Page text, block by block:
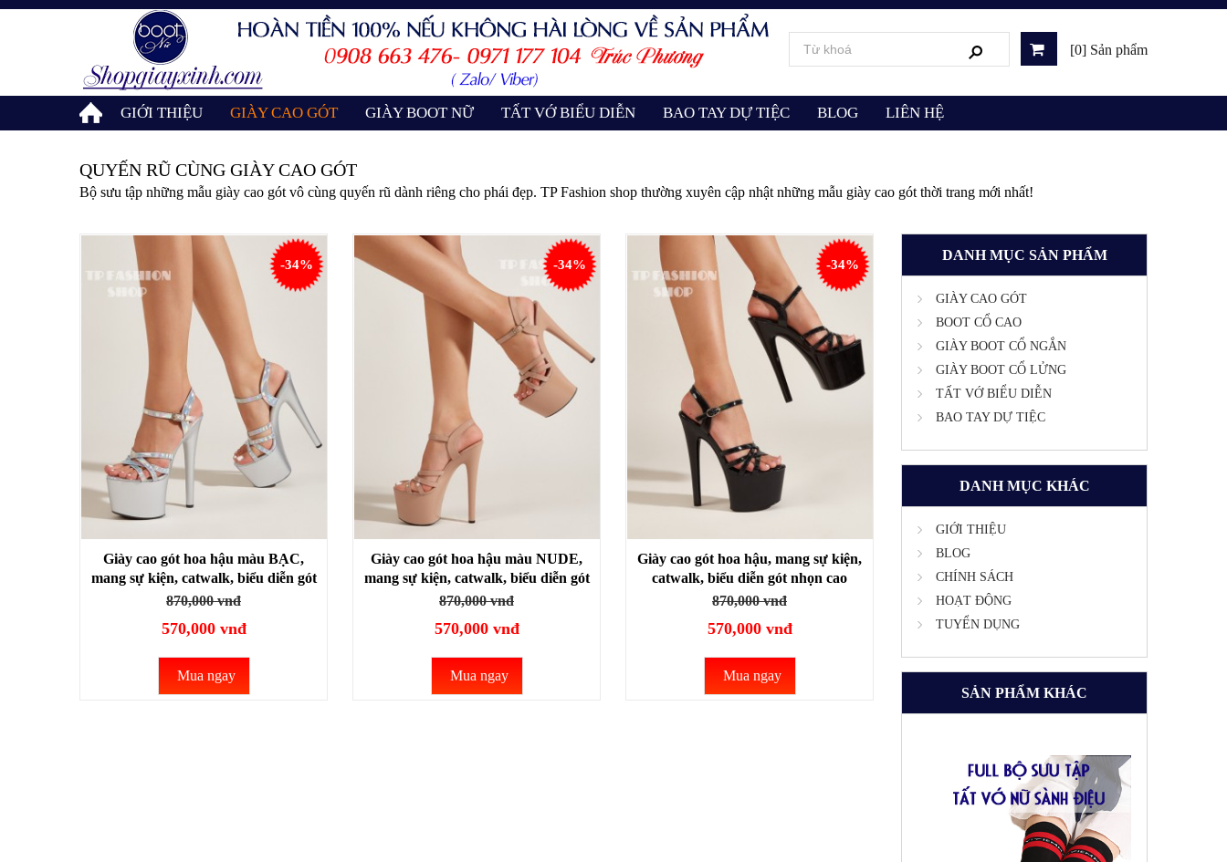
[0] Sản phẩm
GIỚI THIỆU GIÀY CAO GÓT GIÀY BOOT NỮ TẤT VỚ BIỂU DIỄN BAO TAY DỰ TIỆC BLOG LIÊN HỆ
QUYẾN RŨ CÙNG GIÀY CAO GÓT
Bộ sưu tập những mẫu giày cao gót vô cùng quyến rũ dành riêng cho phái đẹp. TP Fashion shop thường xuyên cập nhật những mẫu giày cao gót thời trang mới nhất!
Giày cao gót hoa hậu màu BẠC,
mang sự kiện, catwalk, biểu diễn gót
nhọn cao 17cm SIÊU HACK DÁNG
870,000 vnđ
570,000 vnđ
Mua ngay
-34%
Giày cao gót hoa hậu màu NUDE,
mang sự kiện, catwalk, biểu diễn gót
nhọn cao 17cm SIÊU HACK DÁNG
870,000 vnđ
570,000 vnđ
Mua ngay
-34%
Giày cao gót hoa hậu, mang sự kiện,
catwalk, biểu diễn gót nhọn cao
17cm SIÊU HACK DÁNG CG01A
870,000 vnđ
570,000 vnđ
Mua ngay
-34%
DANH MỤC SẢN PHẨM
GIÀY CAO GÓT
BOOT CỔ CAO
GIÀY BOOT CỔ NGẮN
GIÀY BOOT CỔ LỬNG
TẤT VỚ BIỂU DIỄN
BAO TAY DỰ TIỆC
DANH MỤC KHÁC
GIỚI THIỆU
BLOG
CHÍNH SÁCH
HOẠT ĐỘNG
TUYỂN DỤNG
SẢN PHẨM KHÁC